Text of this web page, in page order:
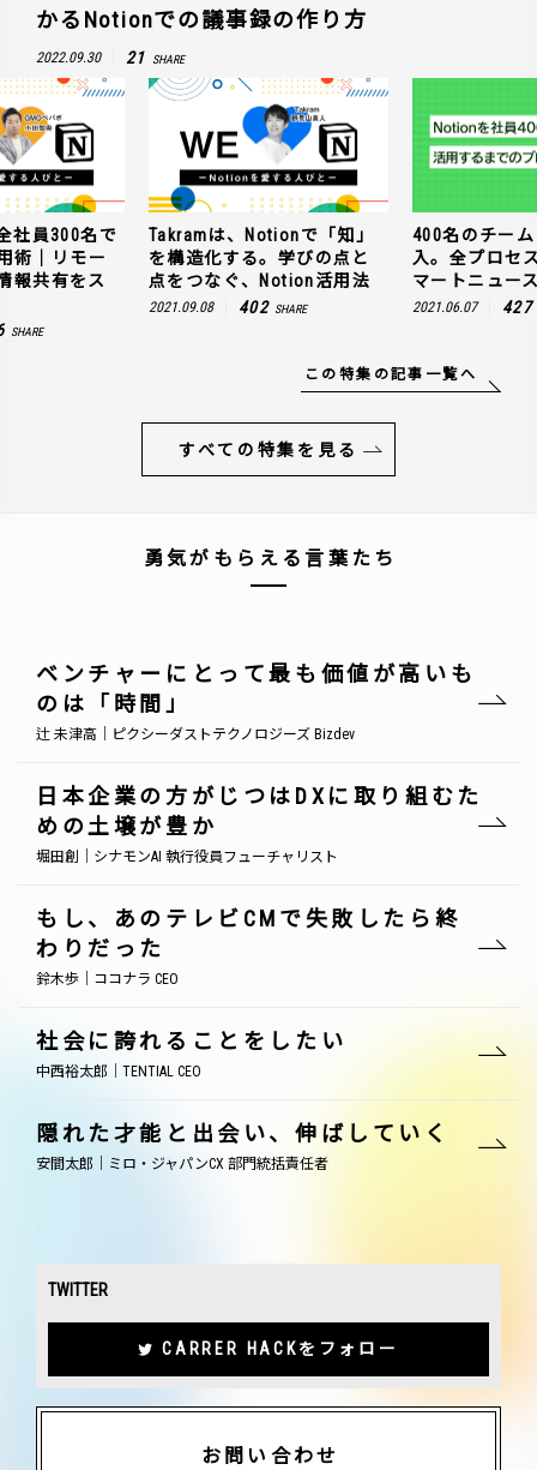
かるNotionでの議事録の作り方
2022.09.30 21 SHARE
社員300名で
術｜リモー
報共有をス
SHARE
Takramは、Notionで「知」
を構造化する。学びの点と
点をつなぐ、Notion活用法
2021.09.08 402 SHARE
400名のチー
入。全プロセ
マートニュー
2021.06.07 427
この特集の記事一覧へ
すべての特集を見る
勇気がもらえる言葉たち
ベンチャーにとって最も価値が高いも
のは「時間」
辻 未津高｜ピクシーダストテクノロジーズ Bizdev
日本企業の方がじつはDXに取り組むた
めの土壌が豊か
堀田創｜シナモンAI 執行役員フューチャリスト
もし、あのテレビCMで失敗したら終
わりだった
鈴木歩｜ココナラ CEO
社会に誇れることをしたい
中西裕太郎｜TENTIAL CEO
隠れた才能と出会い、伸ばしていく
安間太郎｜ミロ・ジャパンCX 部門統括責任者
TWITTER
CARRER HACKをフォロー
お問い合わせ